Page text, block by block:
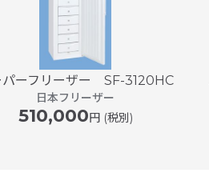
パーフリーザー SF-3120HC
日本フリーザー
510,000円 (税別)